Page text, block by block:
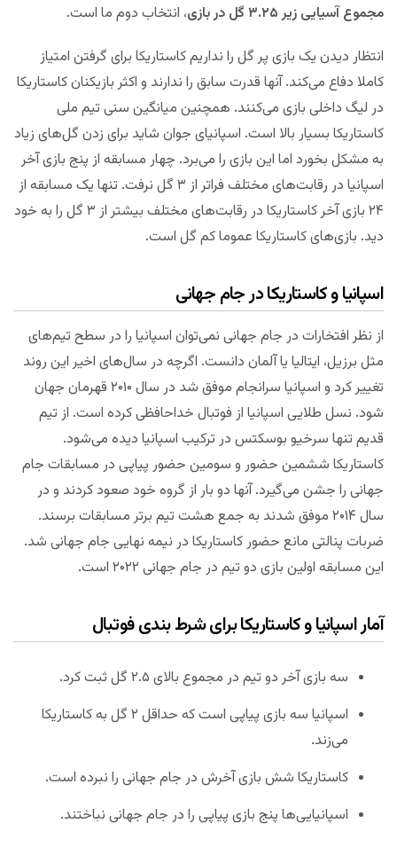
مجموع آسیایی زیر ۳.۲۵ گل در بازی
، انتخاب دوم ما است.
انتظار دیدن یک بازی پر گل را نداریم کاستاریکا برای گرفتن امتیاز
کاملا دفاع می‌کند. آنها قدرت سابق را ندارند و اکثر بازیکنان کاستاریکا
در لیگ داخلی بازی می‌کنند. همچنین میانگین سنی تیم ملی
کاستاریکا بسیار بالا است. اسپانیای جوان شاید برای زدن گل‌های زیاد
به مشکل بخورد اما این بازی را می‌برد. چهار مسابقه از پنج بازی آخر
اسپانیا در رقابت‌های مختلف فراتر از ۳ گل نرفت. تنها یک مسابقه از
۲۴ بازی آخر کاستاریکا در رقابت‌های مختلف بیشتر از ۳ گل را به خود
دید. بازی‌های کاستاریکا عموما کم گل است.
اسپانیا و کاستاریکا در جام جهانی
از نظر افتخارات در جام جهانی نمی‌توان اسپانیا را در سطح تیم‌های
مثل برزیل، ایتالیا یا آلمان دانست. اگرچه در سال‌های اخیر این روند
تغییر کرد و اسپانیا سرانجام موفق شد در سال ۲۰۱۰ قهرمان جهان
شود. نسل طلایی اسپانیا از فوتبال خداحافظی کرده است. از تیم
قدیم تنها سرخیو بوسکتس در ترکیب اسپانیا دیده می‌شود.
کاستاریکا ششمین حضور و سومین حضور پیاپی در مسابقات جام
جهانی را جشن می‌گیرد. آنها دو بار از گروه خود صعود کردند و در
سال ۲۰۱۴ موفق شدند به جمع هشت تیم برتر مسابقات برسند.
ضربات پنالتی مانع حضور کاستاریکا در نیمه نهایی جام جهانی شد.
این مسابقه اولین بازی دو تیم در جام جهانی ۲۰۲۲ است.
آمار اسپانیا و کاستاریکا برای شرط بندی فوتبال
سه بازی آخر دو تیم در مجموع بالای ۲.۵ گل ثبت کرد.
اسپانیا سه بازی پیاپی است که حداقل ۲ گل به کاستاریکا
می‌زند.
کاستاریکا شش بازی آخرش در جام جهانی را نبرده است.
اسپانیایی‌ها پنج بازی پیاپی را در جام جهانی نباختند.